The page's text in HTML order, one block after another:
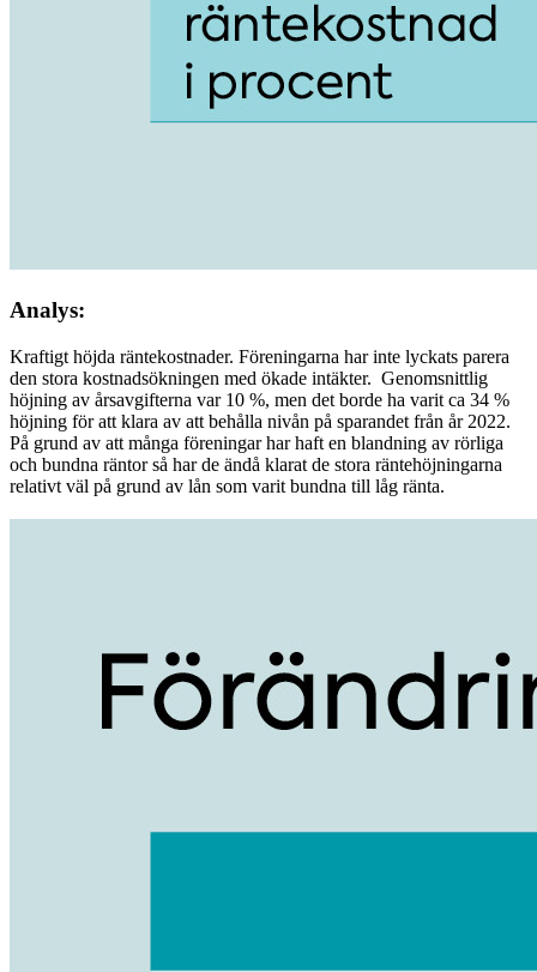
Analys:
Kraftigt höjda räntekostnader. Föreningarna har inte lyckats parera
den stora kostnadsökningen med ökade intäkter. Genomsnittlig
höjning av årsavgifterna var 10 %, men det borde ha varit ca 34 %
höjning för att klara av att behålla nivån på sparandet från år 2022.
På grund av att många föreningar har haft en blandning av rörliga
och bundna räntor så har de ändå klarat de stora räntehöjningarna
relativt väl på grund av lån som varit bundna till låg ränta.